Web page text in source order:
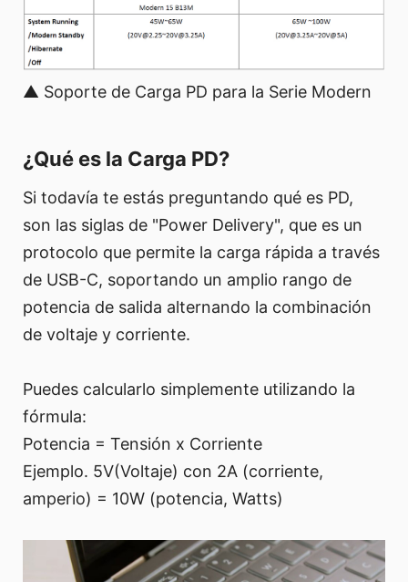
▲ Soporte de Carga PD para la Serie Modern
¿Qué es la Carga PD?
Si todavía te estás preguntando qué es PD,
son las siglas de "Power Delivery", que es un
protocolo que permite la carga rápida a través
de USB-C, soportando un amplio rango de
potencia de salida alternando la combinación
de voltaje y corriente.
Puedes calcularlo simplemente utilizando la
fórmula:
Potencia = Tensión x Corriente
Ejemplo. 5V(Voltaje) con 2A (corriente,
amperio) = 10W (potencia, Watts)